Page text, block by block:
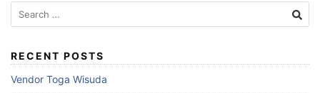
Search
for:
RECENT POSTS
Vendor Toga Wisuda